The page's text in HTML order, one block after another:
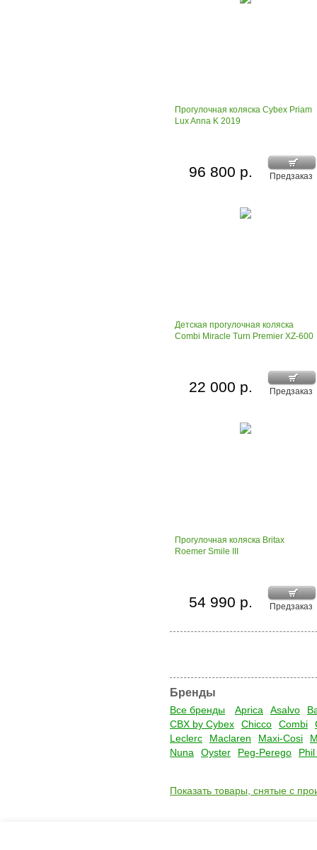
Прогулочная коляска Cybex Priam
Lux Anna K 2019
Предзаказ
96 800 р.
Детская прогулочная коляска
Combi Miracle Turn Premier XZ-600
Предзаказ
22 000 р.
Прогулочная коляска Britax
Roemer Smile III
Предзаказ
54 990 р.
Бренды
Все бренды Aprica Asalvo
CBX by Cybex
Chicco Combi
Leclerc
Maclaren Maxi-Cosi
Nuna
Oyster Peg-Perego
Показать товары, снятые с